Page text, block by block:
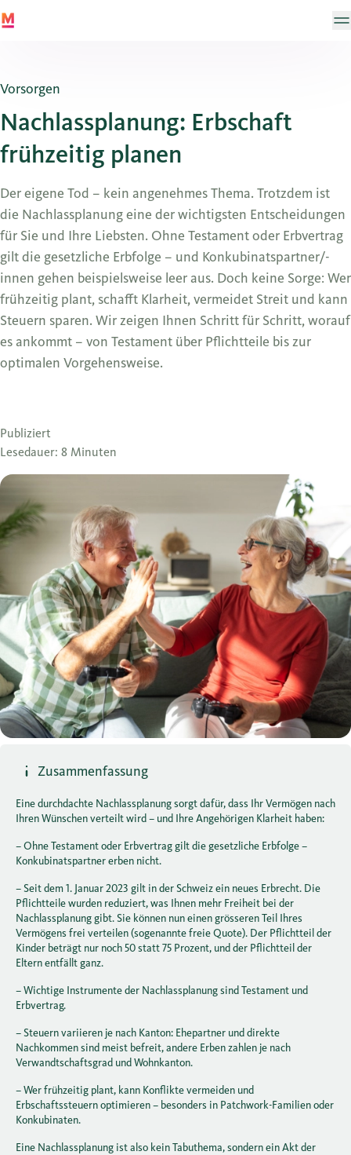
Vorsorgen
Nachlassplanung: Erbschaft
frühzeitig planen
Der eigene Tod – kein angenehmes Thema. Trotzdem ist
die Nachlassplanung eine der wichtigsten Entscheidungen
für Sie und Ihre Liebsten. Ohne Testament oder Erbvertrag
gilt die gesetzliche Erbfolge – und Konkubinatspartner/-
innen gehen beispielsweise leer aus. Doch keine Sorge: Wer
frühzeitig plant, schafft Klarheit, vermeidet Streit und kann
Steuern sparen. Wir zeigen Ihnen Schritt für Schritt, worauf
es ankommt – von Testament über Pflichtteile bis zur
optimalen Vorgehensweise.
Publiziert
Lesedauer: 8 Minuten
Zusammenfassung
Eine durchdachte Nachlassplanung sorgt dafür, dass Ihr Vermögen nach
Ihren Wünschen verteilt wird – und Ihre Angehörigen Klarheit haben:
– Ohne Testament oder Erbvertrag gilt die gesetzliche Erbfolge –
Konkubinatspartner erben nicht.
– Seit dem 1. Januar 2023 gilt in der Schweiz ein neues Erbrecht. Die
Pflichtteile wurden reduziert, was Ihnen mehr Freiheit bei der
Nachlassplanung gibt. Sie können nun einen grösseren Teil Ihres
Vermögens frei verteilen (sogenannte freie Quote). Der Pflichtteil der
Kinder beträgt nur noch 50 statt 75 Prozent, und der Pflichtteil der
Eltern entfällt ganz.
– Wichtige Instrumente der Nachlassplanung sind Testament und
Erbvertrag.
– Steuern variieren je nach Kanton: Ehepartner und direkte
Nachkommen sind meist befreit, andere Erben zahlen je nach
Verwandtschaftsgrad und Wohnkanton.
– Wer frühzeitig plant, kann Konflikte vermeiden und
Erbschaftssteuern optimieren – besonders in Patchwork-Familien oder
Konkubinaten.
Eine Nachlassplanung ist also kein Tabuthema, sondern ein Akt der